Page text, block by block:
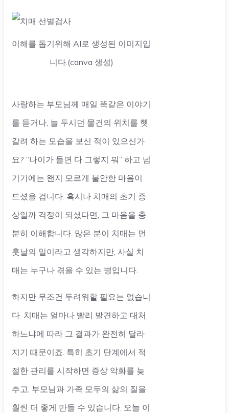
이해를 돕기위해 AI로 생성된 이미지입
니다.(canva 생성)
사랑하는 부모님께 매일 똑같은 이야기
를 듣거나, 늘 두시던 물건의 위치를 헷
갈려 하는 모습을 보신 적이 있으신가
요? “나이가 들면 다 그렇지 뭐” 하고 넘
기기에는 왠지 모르게 불안한 마음이
드셨을 겁니다. 혹시나 치매의 초기 증
상일까 걱정이 되셨다면, 그 마음을 충
분히 이해합니다. 많은 분이 치매는 먼
훗날의 일이라고 생각하지만, 사실 치
매는 누구나 겪을 수 있는 병입니다.
하지만 무조건 두려워할 필요는 없습니
다. 치매는 얼마나 빨리 발견하고 대처
하느냐에 따라 그 결과가 완전히 달라
지기 때문이죠. 특히 초기 단계에서 적
절한 관리를 시작하면 증상 악화를 늦
추고, 부모님과 가족 모두의 삶의 질을
훨씬 더 좋게 만들 수 있습니다. 오늘 이